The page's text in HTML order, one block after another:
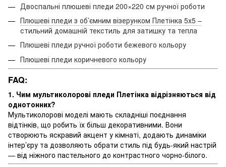
Двоспальні плюшеві пледи 200×220 см ручної роботи
Плюшеві пледи з об’ємним візерунком Плетінка 5х5 –
стильний домашній текстиль для затишку та тепла
Плюшеві пледи ручної роботи бежевого кольору
Плюшеві пледи коричневого кольору
FAQ:
1. Чим мультиколорові пледи Плетінка відрізняються від
однотонних?
Мультиколорові моделі мають складніші поєднання
відтінків, що робить їх більш декоративними. Вони
створюють яскравий акцент у кімнаті, додають динаміки
інтер’єру та дозволяють обрати стиль під будь-який настрій
— від ніжного пастельного до контрастного чорно-білого.